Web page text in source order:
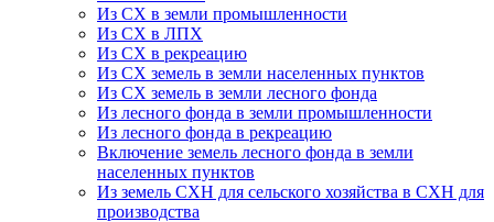
Из СХ в земли промышленности
Из СХ в ЛПХ
Из СХ в рекреацию
Из СХ земель в земли населенных пунктов
Из СХ земель в земли лесного фонда
Из лесного фонда в земли промышленности
Из лесного фонда в рекреацию
Включение земель лесного фонда в земли
населенных пунктов
Из земель СХН для сельского хозяйства в СХН для
производства